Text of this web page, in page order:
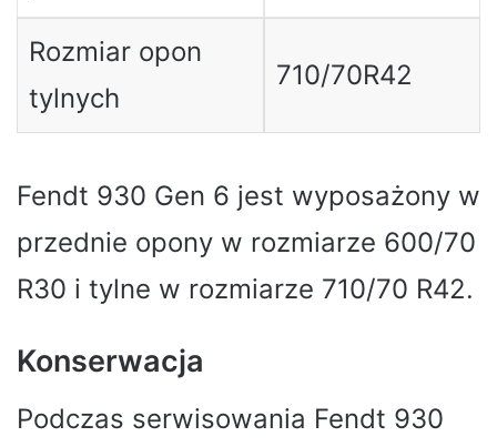
Rozmiar opon
tylnych
710/70R42
Fendt 930 Gen 6 jest wyposażony w
przednie opony w rozmiarze 600/70
R30 i tylne w rozmiarze 710/70 R42.
Konserwacja
Podczas serwisowania Fendt 930